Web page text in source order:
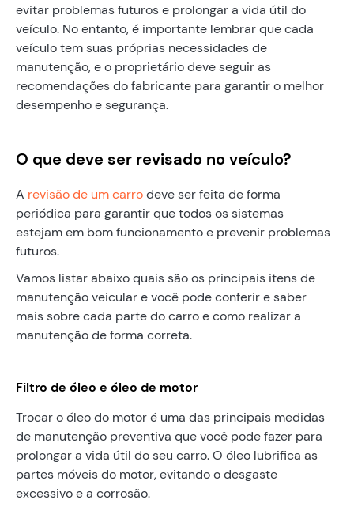
evitar problemas futuros e prolongar a vida útil do
veículo. No entanto, é importante lembrar que cada
veículo tem suas próprias necessidades de
manutenção, e o proprietário deve seguir as
recomendações do fabricante para garantir o melhor
desempenho e segurança.
O que deve ser revisado no veículo?
A revisão de um carrodeve ser feita de forma
periódica para garantir que todos os sistemas
estejam em bom funcionamento e prevenir problemas
futuros.
Vamos listar abaixo quais são os principais itens de
manutenção veicular e você pode conferir e saber
mais sobre cada parte do carro e como realizar a
manutenção de forma correta.
Filtro de óleo e óleo de motor
Trocar o óleo do motor é uma das principais medidas
de manutenção preventiva que você pode fazer para
prolongar a vida útil do seu carro. O óleo lubrifica as
partes móveis do motor, evitando o desgaste
excessivo e a corrosão.